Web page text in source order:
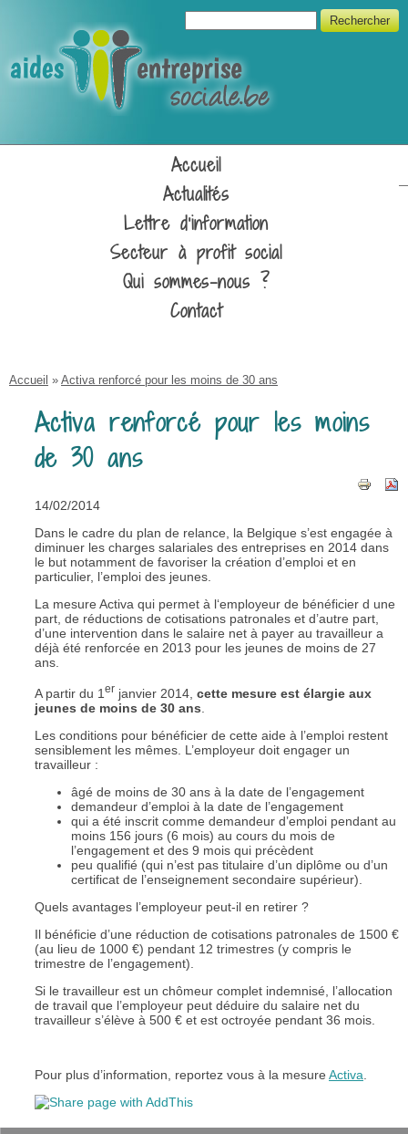
Unipso
Formulaire de recherche
Rechercher
Accueil
Actualités
Lettre d'information
Secteur à profit social
Qui sommes-nous ?
Contact
Vous êtes ici
Accueil » Activa renforcé pour les moins de 30 ans
Activa renforcé pour les moins
de 30 ans
14/02/2014
Dans le cadre du plan de relance, la Belgique s’est engagée à
diminuer les charges salariales des entreprises en 2014 dans
le but notamment de favoriser la création d’emploi et en
particulier, l’emploi des jeunes.
La mesure Activa qui permet à l‘employeur de bénéficier d une
part, de réductions de cotisations patronales et d’autre part,
d’une intervention dans le salaire net à payer au travailleur a
déjà été renforcée en 2013 pour les jeunes de moins de 27
ans.
A partir du 1 er janvier 2014, cette mesure est élargie aux
jeunes de moins de 30 ans
Les conditions pour bénéficier de cette aide à l’emploi restent
sensiblement les mêmes. L’employeur doit engager un
travailleur :
âgé de moins de 30 ans à la date de l’engagement
demandeur d’emploi à la date de l’engagement
qui a été inscrit comme demandeur d’emploi pendant au
moins 156 jours (6 mois) au cours du mois de
l’engagement et des 9 mois qui précèdent
peu qualifié (qui n’est pas titulaire d’un diplôme ou d’un
certificat de l’enseignement secondaire supérieur).
Quels avantages l’employeur peut-il en retirer ?
Il bénéficie d’une réduction de cotisations patronales de 1500 €
(au lieu de 1000 €) pendant 12 trimestres (y compris le
trimestre de l’engagement).
Si le travailleur est un chômeur complet indemnisé, l’allocation
de travail que l’employeur peut déduire du salaire net du
travailleur s’élève à 500 € et est octroyée pendant 36 mois.
Pour plus d’information, reportez vous à la mesure Activa